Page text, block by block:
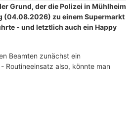
Grund, der die Polizei in Mühlheim
(04.08.2026) zu einem Supermarkt
- und letztlich auch ein Happy
Beamten zunächst ein
Routineeinsatz also, könnte man